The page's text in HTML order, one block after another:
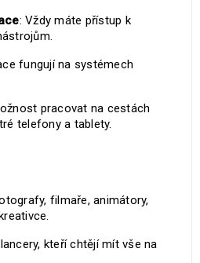
: Vždy máte přístup k
fungují na systémech
pracovat na cestách
telefony a tablety.
filmaře, animátory,
kteří chtějí mít vše na